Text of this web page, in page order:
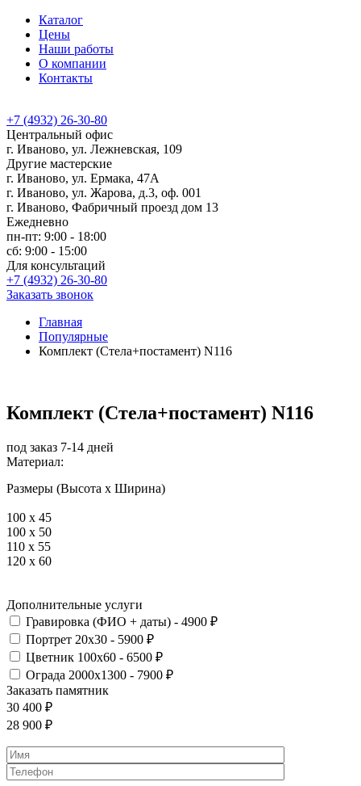
Каталог
Цены
Наши работы
О компании
Контакты
+7 (4932) 26-30-80
Центральный офис
г. Иваново, ул. Лежневская, 109
Другие мастерские
г. Иваново, ул. Ермака, 47А
г. Иваново, ул. Жарова, д.3, оф. 001
г. Иваново, Фабричный проезд дом 13
Ежедневно
пн-пт: 9:00 - 18:00
сб: 9:00 - 15:00
Для консультаций
+7 (4932) 26-30-80
Заказать звонок
Главная
Популярные
Комплект (Стела+постамент) N116
Комплект (Стела+постамент) N116
под заказ 7-14 дней
Материал:
Размеры (Высота х Ширина)
100 x 45
100 x 50
110 x 55
120 x 60
Дополнительные услуги
Гравировка (ФИО + даты) - 4900 ₽
Портрет 20х30 - 5900 ₽
Цветник 100х60 - 6500 ₽
Ограда 2000х1300 - 7900 ₽
Заказать памятник
30 400 ₽
28 900 ₽